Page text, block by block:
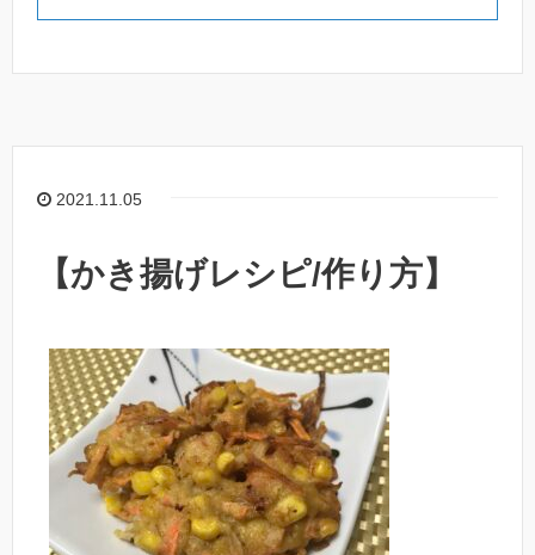
2021.11.05
【かき揚げレシピ/作り方】